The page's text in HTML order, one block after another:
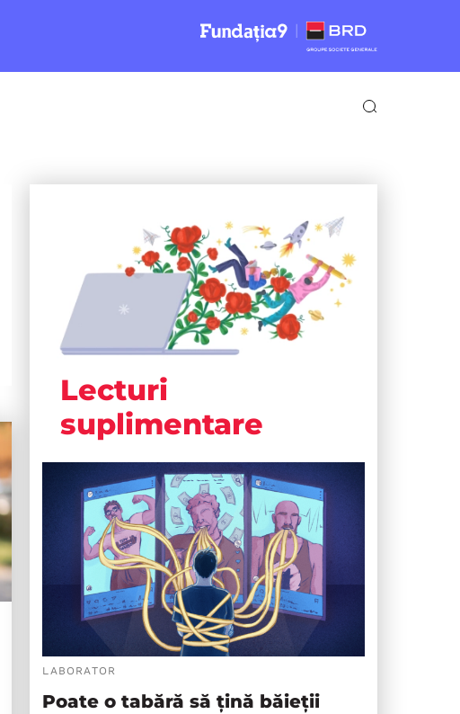
Lecturi
suplimentare
LABORATOR
Poate o tabără să țină băieții